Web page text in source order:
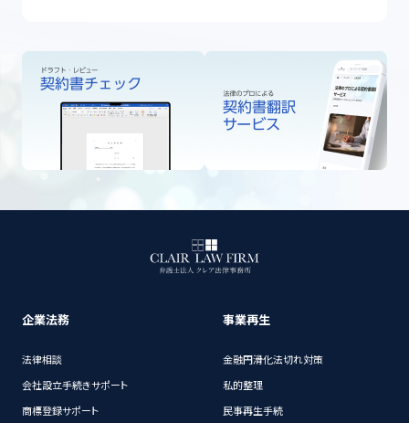
企業法務
法律相談
会社設立手続きサポート
商標登録サポート
事業再生
金融円滑化法切れ対策
私的整理
民事再生手続